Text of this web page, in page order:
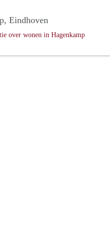
Eindhoven
over wonen in Hagenkamp